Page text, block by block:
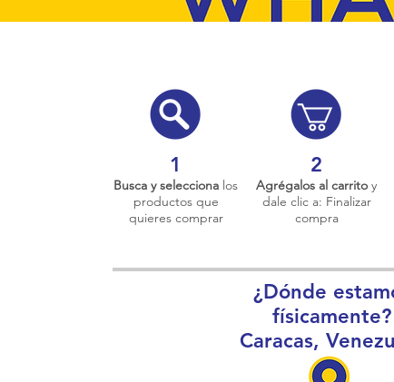
1
Busca y selecciona los
productos que
quieres comprar
2
Agrégalos al carrito y
dale clic a: Finalizar
compra
¿Dónde
físicamente?
Caracas,